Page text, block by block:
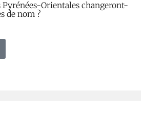
Pyrénées-Orientales changeront-
de nom ?